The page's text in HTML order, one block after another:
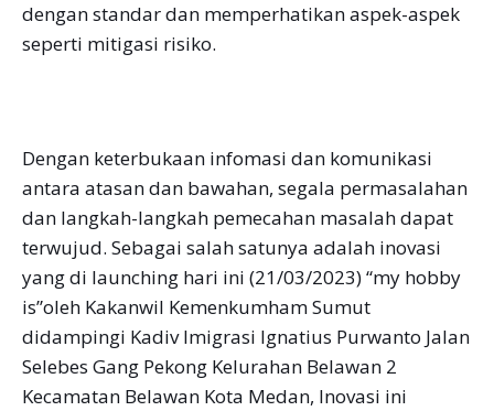
dengan standar dan memperhatikan aspek-aspek
seperti mitigasi risiko.
Dengan keterbukaan infomasi dan komunikasi
antara atasan dan bawahan, segala permasalahan
dan langkah-langkah pemecahan masalah dapat
terwujud. Sebagai salah satunya adalah inovasi
yang di launching hari ini (21/03/2023) “my hobby
is”oleh Kakanwil Kemenkumham Sumut
didampingi Kadiv Imigrasi Ignatius Purwanto Jalan
Selebes Gang Pekong Kelurahan Belawan 2
Kecamatan Belawan Kota Medan, Inovasi ini